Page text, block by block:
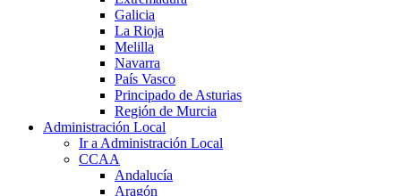
Galicia
La Rioja
Melilla
Navarra
País Vasco
Principado de Asturias
Región de Murcia
Administración Local
Ir a Administración Local
CCAA
Andalucía
Aragón